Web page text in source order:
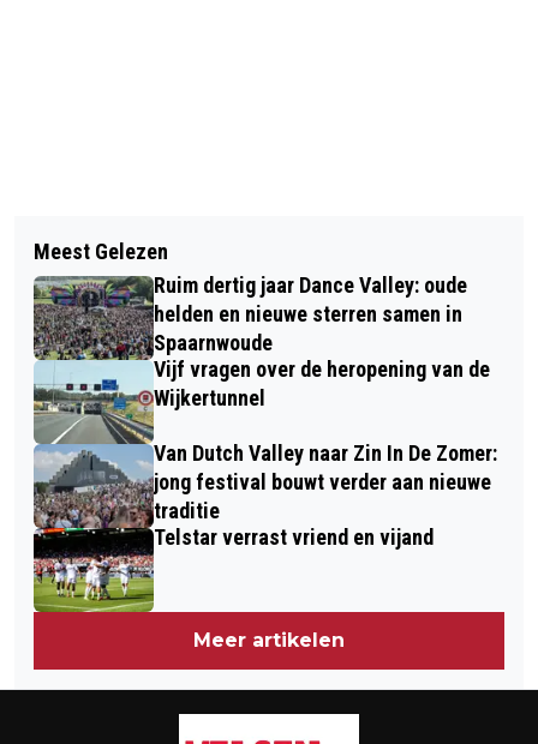
KAMPIOENSKOORTS PSV LEIDT TOT
CAMERATOEZICHT EN
KAARTENGEKTE ROND DUEL TELSTAR
PSV
OPKOMSTPERCENTAGES BEVERWIJK
EN VELSEN NA 18 UUR ROND 38%
Meest Gelezen
Ruim dertig jaar Dance Valley: oude
helden en nieuwe sterren samen in
Spaarnwoude
Vijf vragen over de heropening van de
Wijkertunnel
Van Dutch Valley naar Zin In De Zomer:
jong festival bouwt verder aan nieuwe
traditie
Telstar verrast vriend en vijand
Meer artikelen